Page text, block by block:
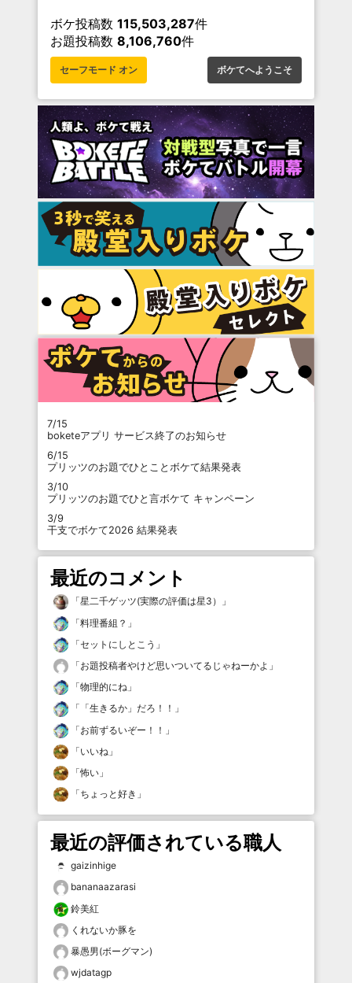
ボケ投稿数 115,503,287件
お題投稿数 8,106,760件
セーフモード オン ボケてへようこそ
7/15
boketeアプリ サービス終了のお知らせ
6/15
プリッツのお題でひとことボケて結果発表
3/10
プリッツのお題でひと言ボケて キャンペーン
3/9
干支でボケて2026 結果発表
最近のコメント
「星二千ゲッツ(実際の評価は星3）
」
「料理番組？ 」
「セットにしとこう 」
「お題投稿者やけど思いついてるじゃねーかよ 」
「物理的にね 」
「 「生きるか」だろ！！ 」
「お前ずるいぞー！！ 」
「いいね 」
「怖い 」
「ちょっと好き 」
最近の評価されている職人
gaizinhige
bananaazarasi
鈴美紅
くれないか豚を
暴愚男(ボーグマン)
wjdatagp